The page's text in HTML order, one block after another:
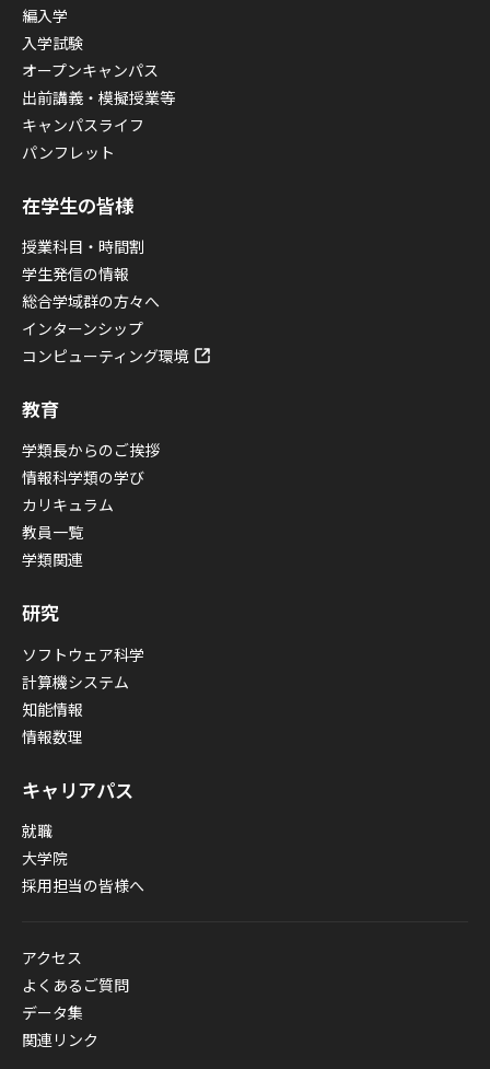
編入学
入学試験
オープンキャンパス
出前講義・模擬授業等
キャンパスライフ
パンフレット
在学生の皆様
授業科目・時間割
学生発信の情報
総合学域群の方々へ
インターンシップ
コンピューティング環境
教育
学類長からのご挨拶
情報科学類の学び
カリキュラム
教員一覧
学類関連
研究
ソフトウェア科学
計算機システム
知能情報
情報数理
キャリアパス
就職
大学院
採用担当の皆様へ
アクセス
よくあるご質問
データ集
関連リンク